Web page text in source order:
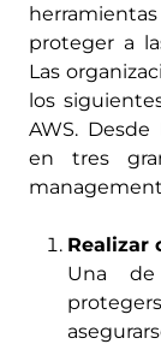
proteger a
Las
los
AWS. Desde
en tres
Realizar
Una